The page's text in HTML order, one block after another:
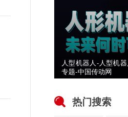
人型机器人-人型机
专题-中国传动网
热门搜索